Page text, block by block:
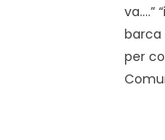
va….”
barca
per